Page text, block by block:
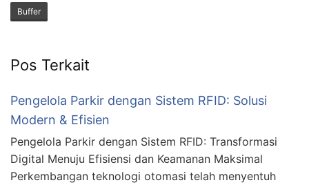
Buffer
Pos Terkait
Pengelola Parkir dengan Sistem RFID: Solusi
Modern & Efisien
Pengelola Parkir dengan Sistem RFID: Transformasi
Digital Menuju Efisiensi dan Keamanan Maksimal
Perkembangan teknologi otomasi telah menyentuh